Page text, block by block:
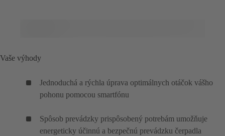
Vaše výhody
Jednoduchá a rýchla úprava optimálnych otáčok vášho
pohonu pomocou smartfónu
Spôsob prevádzky prispôsobený potrebám umožňuje
energeticky účinnú a bezpečnú prevádzku čerpadla